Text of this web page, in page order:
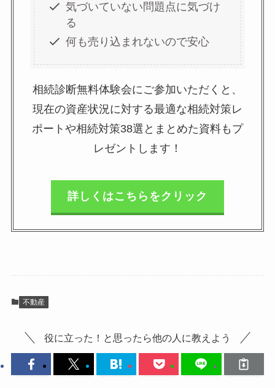
気づいていない問題点に気づけ
る
何も売り込まれないので安心
相続診断無料体験会にご参加いただくと、
現在の資産状況に対する最適な相続対策レ
ポートや相続対策38選とまとめた資料もプ
レゼントします！
詳しくはこちらをクリック
不動産
役に立った！と思ったら他の人に教えよう